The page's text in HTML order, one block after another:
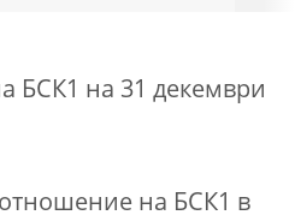
БСК1 на 31 декември
на БСК1 в